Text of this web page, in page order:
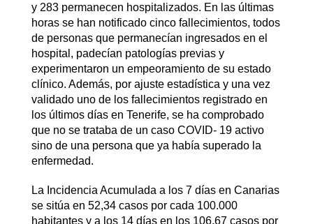
y 283 permanecen hospitalizados. En las últimas
horas se han notificado cinco fallecimientos, todos
de personas que permanecían ingresados en el
hospital, padecían patologías previas y
experimentaron un empeoramiento de su estado
clínico. Además, por ajuste estadística y una vez
validado uno de los fallecimientos registrado en
los últimos días en Tenerife, se ha comprobado
que no se trataba de un caso COVID- 19 activo
sino de una persona que ya había superado la
enfermedad.
La Incidencia Acumulada a los 7 días en Canarias
se sitúa en 52,34 casos por cada 100.000
habitantes y a los 14 días en los 106,67 casos por